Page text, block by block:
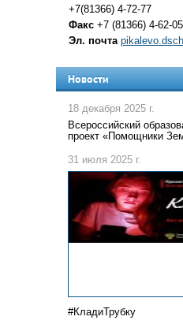
+7(81366) 4-72-77
Факс +7 (81366) 4-62-05
Эл. почта
Новости
18 декабря 2025 г.
Всероссийский
проект «Помощники
31 июля 2025 г.
#КладиТрубку